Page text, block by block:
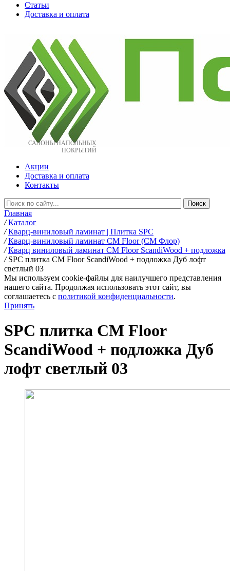
Статьи
Доставка и оплата
САЛОНЫ НАПОЛЬНЫХ
ПОКРЫТИЙ
Акции
Доставка и оплата
Контакты
Главная
/ Каталог
/ Кварц-виниловый ламинат | Плитка SPC
/ Кварц-виниловый ламинат CM Floor (СМ Флор)
/ Кварц виниловый ламинат CM Floor ScandiWood + подложка
/ SPC плитка CM Floor ScandiWood + подложка Дуб лофт
светлый 03
Мы используем cookie-файлы для наилучшего представления
нашего сайта. Продолжая использовать этот сайт, вы
соглашаетесь c политикой конфиденциальности.
Принять
SPC плитка CM Floor
ScandiWood + подложка Дуб
лофт светлый 03